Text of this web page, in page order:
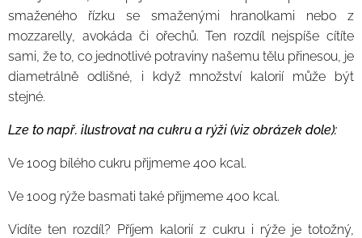
smaženého řízku se smaženými hranolkami nebo z
mozzarelly, avokáda či ořechů. Ten rozdíl nejspíše cítíte
sami, že to, co jednotlivé potraviny našemu tělu přinesou, je
diametrálně odlišné, i když množství kalorií může být
stejné.
Lze to např. ilustrovat na cukru a rýži (viz obrázek dole):
Ve 100g bílého cukru přijmeme 400 kcal.
Ve 100g rýže basmati také přijmeme 400 kcal.
Vidíte ten rozdíl? Příjem kalorií z cukru i rýže je totožný,